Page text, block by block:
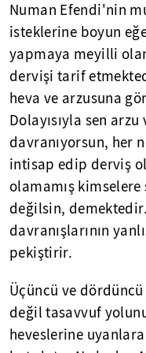
Numan Efendi'nin
isteklerine boyun
yapmaya meyilli
dervişi tarif
heva ve arzusuna
Dolayısıyla sen
davranıyorsun, her
intisap edip derviş
olamamış
değilsin,
davranışlarının
pekiştirir.
Üçüncü ve
değil tasavvuf
heveslerine